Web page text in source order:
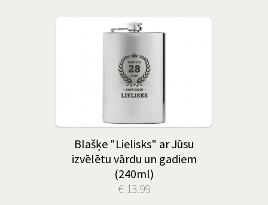
Blašķe "Lielisks" ar Jūsu
izvēlētu vārdu un gadiem
(240ml)
€ 13.99